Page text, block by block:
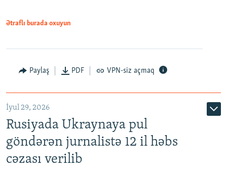
Ətraflı burada oxuyun
Paylaş PDF VPN-siz açmaq
İyul 29, 2026
Rusiyada Ukraynaya pul
göndərən jurnalistə 12 il həbs
cəzası verilib